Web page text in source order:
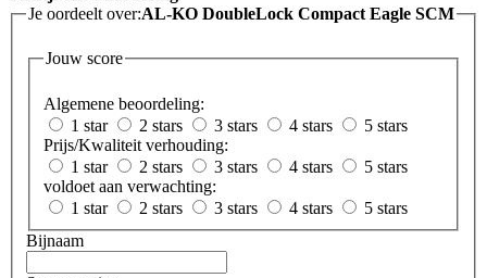
Je oordeelt over:AL-KO DoubleLock Compact Eagle SCM
Jouw score
Algemene beoordeling:
1 star
2 stars 3 stars 4 stars
5 stars
Prijs/Kwaliteit verhouding:
1 star
2 stars 3 stars 4 stars
5 stars
voldoet aan verwachting:
1 star
2 stars 3 stars 4 stars
5 stars
Bijnaam